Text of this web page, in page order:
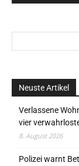
Neuste Artikel
Verlassene
vier
8. August 2026
Polizei warnt